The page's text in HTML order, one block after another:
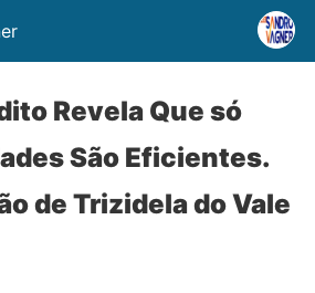
Revela Que só
São Eficientes.
de Trizidela do Vale